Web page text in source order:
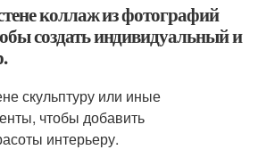
коллаж из фотографий
создать индивидуальный и
скульптуру или иные
чтобы добавить
интерьеру.